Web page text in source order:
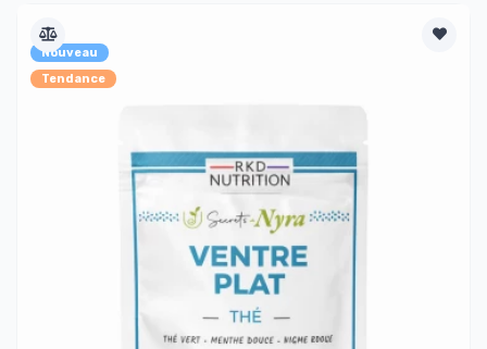
Nouveau
Tendance